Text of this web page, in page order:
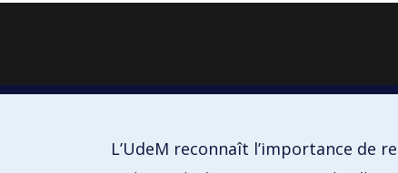
L’UdeM reconnaît l’importance de